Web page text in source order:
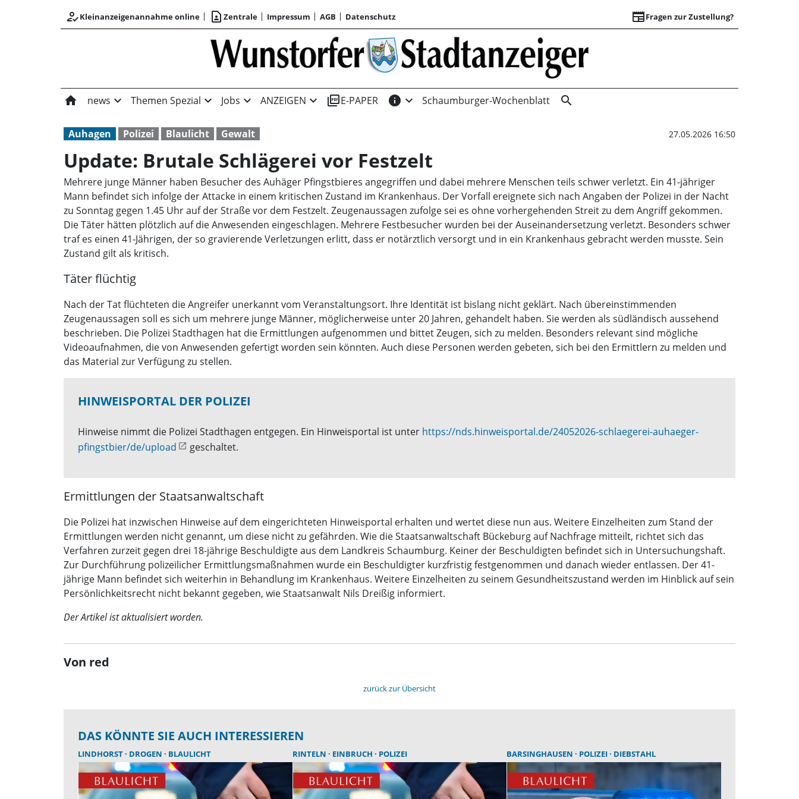
how_to_regKleinanzeigenannahme online contact_page Zentrale Impressum AGB Datenschutz newspaperFragen zur Zustellung?
Update: Brutale
home news expand_more Themen Spezial expand_more Jobs expand_more ANZEIGEN expand_more picture_as_pdfE-PAPER info expand_more Schaumburger-Wochenblatt search
Auhagen Polizei Blaulicht Gewalt 27.05.2026 16:50
Update: Brutale Schlägerei vor Festzelt
Mehrere junge Männer haben Besucher des Auhäger Pfingstbieres angegriffen und dabei mehrere Menschen teils schwer verletzt. Ein 41-jähriger
Mann befindet sich infolge der Attacke in einem kritischen Zustand im Krankenhaus. Der Vorfall ereignete sich nach Angaben der Polizei in der Nacht
zu Sonntag gegen 1.45 Uhr auf der Straße vor dem Festzelt. Zeugenaussagen zufolge sei es ohne vorhergehenden Streit zu dem Angriff gekommen.
Die Täter hätten plötzlich auf die Anwesenden eingeschlagen. Mehrere Festbesucher wurden bei der Auseinandersetzung verletzt. Besonders schwer
traf es einen 41-Jährigen, der so gravierende Verletzungen erlitt, dass er notärztlich versorgt und in ein Krankenhaus gebracht werden musste. Sein
Zustand gilt als kritisch.
Täter flüchtig
Nach der Tat flüchteten die Angreifer unerkannt vom Veranstaltungsort. Ihre Identität ist bislang nicht geklärt. Nach übereinstimmenden
Zeugenaussagen soll es sich um mehrere junge Männer, möglicherweise unter 20 Jahren, gehandelt haben. Sie werden als südländisch aussehend
beschrieben. Die Polizei Stadthagen hat die Ermittlungen aufgenommen und bittet Zeugen, sich zu melden. Besonders relevant sind mögliche
Videoaufnahmen, die von Anwesenden gefertigt worden sein könnten. Auch diese Personen werden gebeten, sich bei den Ermittlern zu melden und
das Material zur Verfügung zu stellen.
HINWEISPORTAL DER POLIZEI
Hinweise nimmt die Polizei Stadthagen entgegen. Ein Hinweisportal ist unter https://nds.hinweisportal.de/24052026-schlaegerei-auhaeger-
pfingstbier/de/upload
geschaltet.
Ermittlungen der Staatsanwaltschaft
Die Polizei hat inzwischen Hinweise auf dem eingerichteten Hinweisportal erhalten und wertet diese nun aus. Weitere Einzelheiten zum Stand der
Ermittlungen werden nicht genannt, um diese nicht zu gefährden. Wie die Staatsanwaltschaft Bückeburg auf Nachfrage mitteilt, richtet sich das
Verfahren zurzeit gegen drei 18-jährige Beschuldigte aus dem Landkreis Schaumburg. Keiner der Beschuldigten befindet sich in Untersuchungshaft.
Zur Durchführung polizeilicher Ermittlungsmaßnahmen wurde ein Beschuldigter kurzfristig festgenommen und danach wieder entlassen. Der 41-
jährige Mann befindet sich weiterhin in Behandlung im Krankenhaus. Weitere Einzelheiten zu seinem Gesundheitszustand werden im Hinblick auf sein
Persönlichkeitsrecht nicht bekannt gegeben, wie Staatsanwalt Nils Dreißig informiert.
Der Artikel ist aktualisiert worden.
Von red
zurück zur Übersicht
DAS KÖNNTE SIE AUCH INTERESSIEREN
LINDHORST DROGEN BLAULICHT RINTELN EINBRUCH POLIZEI BARSINGHAUSEN POLIZEI DIEBSTAHL